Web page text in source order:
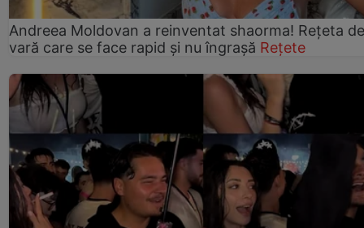
Andreea Moldovan a reinventat shaorma! Rețeta de
vară care se face rapid și nu îngrașă Rețete